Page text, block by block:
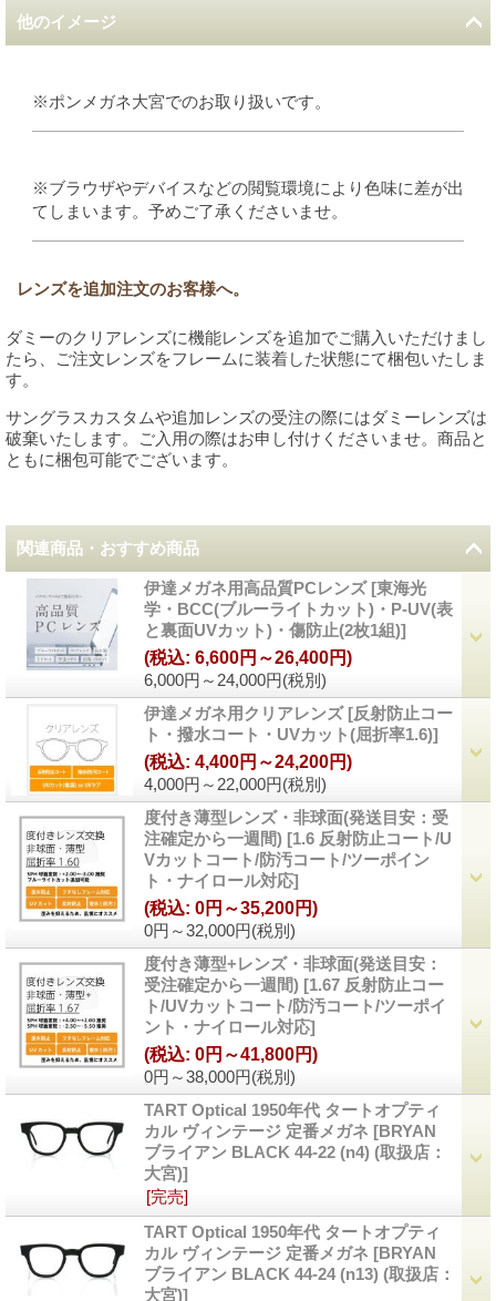
他のイメージ
※ポンメガネ大宮でのお取り扱いです。
※ブラウザやデバイスなどの閲覧環境により色味に差が出
てしまいます。予めご了承くださいませ。
レンズを追加注文のお客様へ。
ダミーのクリアレンズに機能レンズを追加でご購入いただけまし
たら、ご注文レンズをフレームに装着した状態にて梱包いたしま
す。
サングラスカスタムや追加レンズの受注の際にはダミーレンズは
破棄いたします。ご入用の際はお申し付けくださいませ。商品と
ともに梱包可能でございます。
関連商品・おすすめ商品
伊達メガネ用高品質PCレンズ [東海光
学・BCC(ブルーライトカット)・P-UV(表
と裏面UVカット)・傷防止(2枚1組)]
6,000円～24,000円(税別)
(税込: 6,600円～26,400円)
伊達メガネ用クリアレンズ [反射防止コー
ト・撥水コート・UVカット(屈折率1.6)]
4,000円～22,000円(税別)
(税込: 4,400円～24,200円)
度付き薄型レンズ・非球面(発送目安：受
注確定から一週間) [1.6 反射防止コート/U
Vカットコート/防汚コート/ツーポイン
ト・ナイロール対応]
0円～32,000円(税別)
(税込: 0円～35,200円)
度付き薄型+レンズ・非球面(発送目安：
受注確定から一週間) [1.67 反射防止コー
ト/UVカットコート/防汚コート/ツーポイ
ント・ナイロール対応]
0円～38,000円(税別)
(税込: 0円～41,800円)
TART Optical 1950年代 タートオプティ
カル ヴィンテージ 定番メガネ [BRYAN
ブライアン BLACK 44-22 (n4) (取扱店：
大宮)]
[完売]
TART Optical 1950年代 タートオプティ
カル ヴィンテージ 定番メガネ [BRYAN
ブライアン BLACK 44-24 (n13) (取扱店：
大宮)]